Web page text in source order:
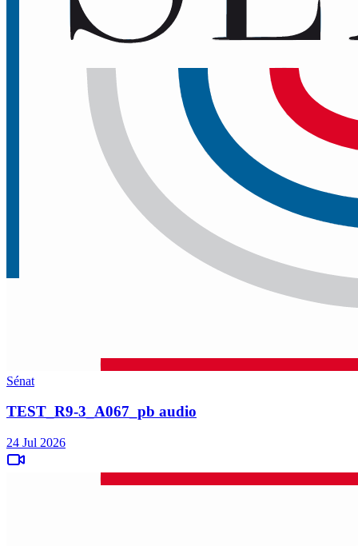
Sénat
TEST_R9-3_A067_pb audio
24 Jul 2026